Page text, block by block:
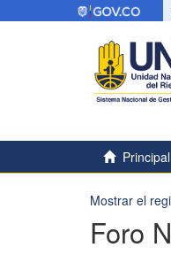
Principal
Mostrar el
Foro